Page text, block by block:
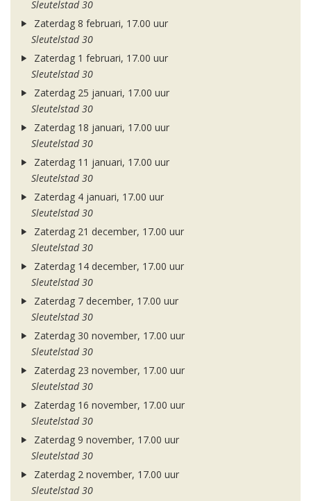
Sleutelstad 30
Zaterdag 8 februari, 17.00 uur
Sleutelstad 30
Zaterdag 1 februari, 17.00 uur
Sleutelstad 30
Zaterdag 25 januari, 17.00 uur
Sleutelstad 30
Zaterdag 18 januari, 17.00 uur
Sleutelstad 30
Zaterdag 11 januari, 17.00 uur
Sleutelstad 30
Zaterdag 4 januari, 17.00 uur
Sleutelstad 30
Zaterdag 21 december, 17.00 uur
Sleutelstad 30
Zaterdag 14 december, 17.00 uur
Sleutelstad 30
Zaterdag 7 december, 17.00 uur
Sleutelstad 30
Zaterdag 30 november, 17.00 uur
Sleutelstad 30
Zaterdag 23 november, 17.00 uur
Sleutelstad 30
Zaterdag 16 november, 17.00 uur
Sleutelstad 30
Zaterdag 9 november, 17.00 uur
Sleutelstad 30
Zaterdag 2 november, 17.00 uur
Sleutelstad 30